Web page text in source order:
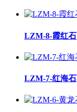
LZM-8-霞红石
LZM-7-红海石